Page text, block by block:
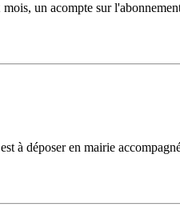
un acompte sur
à déposer en mairie